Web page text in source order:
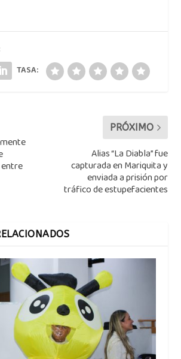
TASA:
PRÓXIMO
Alias “La Diabla” fue
capturada en Mariquita y
enviada a prisión por
tráfico de estupefacientes